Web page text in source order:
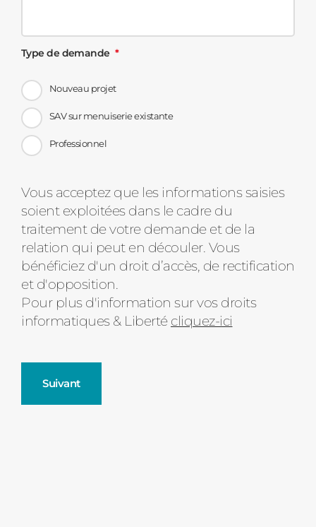
Type de demande
Nouveau projet
SAV sur menuiserie existante
Professionnel
Message
d'état
Vous acceptez que les informations saisies
soient exploitées dans le cadre du
traitement de votre demande et de la
relation qui peut en découler. Vous
bénéficiez d'un droit d’accès, de rectification
et d'opposition.
Pour plus d'information sur vos droits
informatiques & Liberté cliquez-ici
Suivant